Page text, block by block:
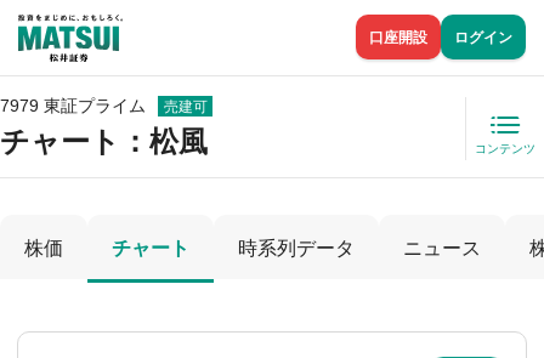
口座開設 ログイン
7979 東証プライム 売建可
チャート： 松風 コンテンツ
株価 チャート 時系列データ ニュース